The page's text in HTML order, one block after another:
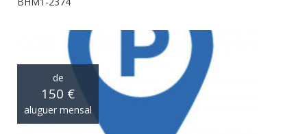
de
150 €
aluguer mensal